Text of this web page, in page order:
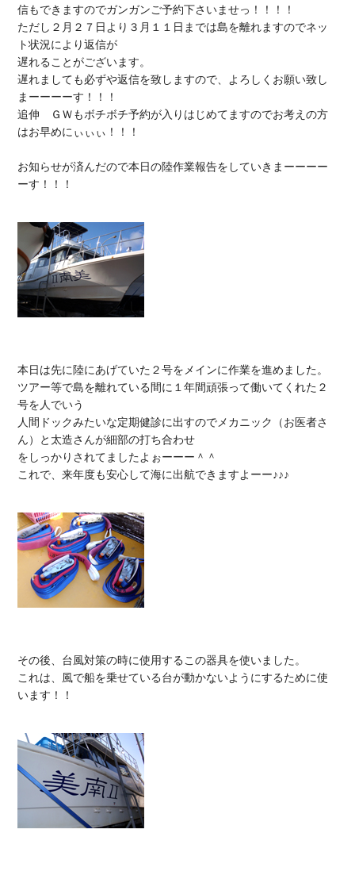
信もできますのでガンガンご予約下さいませっ！！！！
ただし ２月２７日より３月１１日 までは島を離れますのでネッ
ト状況により返信が
遅れることがございます。
遅れましても 必ずや返信を致しますので、よろしくお願い致し
まーーーーす！！！
追伸
ＧＷもボチボチ予約が入りはじめてますのでお考えの方
はお早めにぃぃぃ！！！
お知らせが済んだので本日の陸作業報告をしていきまーーーー
ーす！！！
本日は先に陸にあげていた２号をメインに作業を進めました。
ツアー等で島を離れている間に１年間頑張って働いてくれた２
号を人でいう
人間ドックみたいな定期健診に出すのでメカニック（お医者さ
ん）と太造さんが細部の打ち合わせ
をしっかりされてましたよぉーーー＾＾
これで、来年度も安心して海に出航できますよーー♪♪♪
その後、台風対策の時に使用するこの器具を使いました。
これは、風で船を乗せている台が動かないようにするために使
います！！